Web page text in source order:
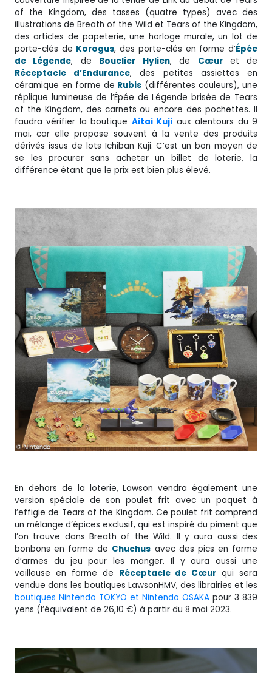
of the Kingdom, des tasses (quatre types) avec des
illustrations de Breath of the Wild et Tears of the Kingdom,
des articles de papeterie, une horloge murale, un lot de
porte-clés de Korogus, des porte-clés en forme d’Épée
de Légende, de Bouclier Hylien, de Cœuret de
Réceptacle d’Endurance, des petites assiettes en
céramique en forme de Rubis (différentes couleurs), une
réplique lumineuse de l’Épée de Légende brisée de Tears
of the Kingdom, des carnets ou encore des pochettes. Il
faudra vérifier la boutique Aitai Kuji aux alentours du 9
mai, car elle propose souvent à la vente des produits
dérivés issus de lots Ichiban Kuji. C’est un bon moyen de
se les procurer sans acheter un billet de loterie, la
différence étant que le prix est bien plus élevé.
En dehors de la loterie, Lawson vendra également une
version spéciale de son poulet frit avec un paquet à
l’effigie de Tears of the Kingdom. Ce poulet frit comprend
un mélange d’épices exclusif, qui est inspiré du piment que
l’on trouve dans Breath of the Wild. Il y aura aussi des
bonbons en forme de Chuchus avec des pics en forme
d’armes du jeu pour les manger. Il y aura aussi une
veilleuse en forme de Réceptacle de Cœur qui sera
vendue dans les boutiques LawsonHMV, des librairies et les
boutiques Nintendo TOKYO et Nintendo OSAKA pour 3 839
yens (l’équivalent de 26,10 €) à partir du 8 mai 2023.